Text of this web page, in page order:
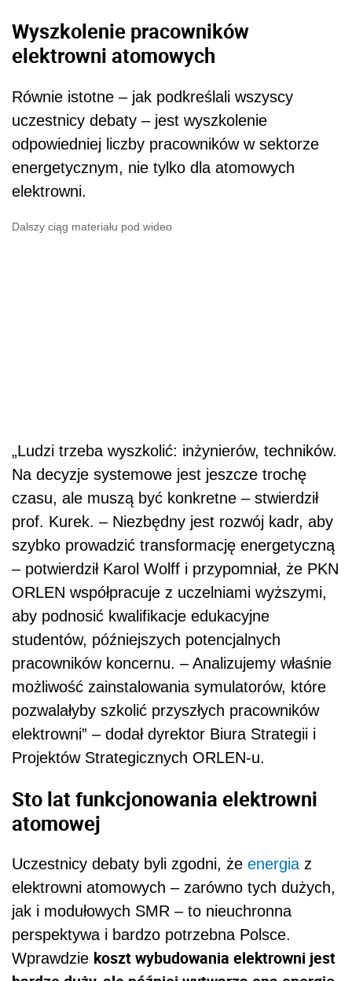
Wyszkolenie pracowników
elektrowni atomowych
Równie istotne – jak podkreślali wszyscy
uczestnicy debaty – jest wyszkolenie
odpowiedniej liczby pracowników w sektorze
energetycznym, nie tylko dla atomowych
elektrowni.
Dalszy ciąg materiału pod wideo
„Ludzi trzeba wyszkolić: inżynierów, techników.
Na decyzje systemowe jest jeszcze trochę
czasu, ale muszą być konkretne – stwierdził
prof. Kurek. – Niezbędny jest rozwój kadr, aby
szybko prowadzić transformację energetyczną
– potwierdził Karol Wolff i przypomniał, że PKN
ORLEN współpracuje z uczelniami wyższymi,
aby podnosić kwalifikacje edukacyjne
studentów, późniejszych potencjalnych
pracowników koncernu. – Analizujemy właśnie
możliwość zainstalowania symulatorów, które
pozwalałyby szkolić przyszłych pracowników
elektrowni” – dodał dyrektor Biura Strategii i
Projektów Strategicznych ORLEN-u.
Sto lat funkcjonowania elektrowni
atomowej
Uczestnicy debaty byli zgodni, że energia z
elektrowni atomowych – zarówno tych dużych,
jak i modułowych SMR – to nieuchronna
perspektywa i bardzo potrzebna Polsce.
Wprawdzie koszt wybudowania elektrowni jest